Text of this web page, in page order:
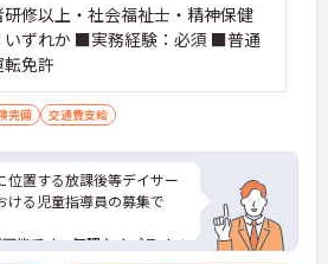
修以上・社会福祉士・精神保健
いずれか ■実務経験：必須 ■普通
転免許
完備 交通費支給
位置する放課後等デイサー
ける児童指導員の募集で
能です。無理なくプライベ